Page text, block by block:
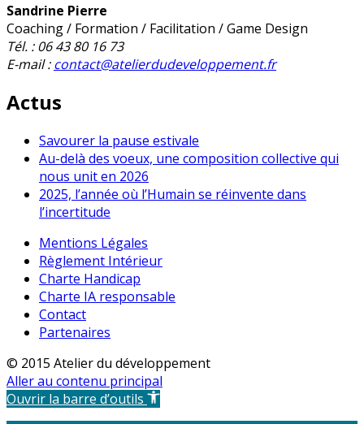
Sandrine Pierre
Coaching / Formation / Facilitation / Game Design
Tél. : 06 43 80 16 73
E-mail :contact@atelierdudeveloppement.fr
Actus
Savourer la pause estivale
Au-delà des voeux, une composition collective qui
nous unit en 2026
2025, l’année où l’Humain se réinvente dans
l’incertitude
Mentions Légales
Règlement Intérieur
Charte Handicap
Charte IA responsable
Contact
Partenaires
© 2015 Atelier du développement
Aller au contenu principal
Ouvrir la barre d’outils